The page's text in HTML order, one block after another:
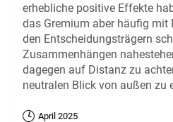
erhebliche positive Effekte
das Gremium aber häufig mit
den Entscheidungsträgern
Zusammenhängen
dagegen auf Distanz zu
neutralen Blick von außen zu
April 2025